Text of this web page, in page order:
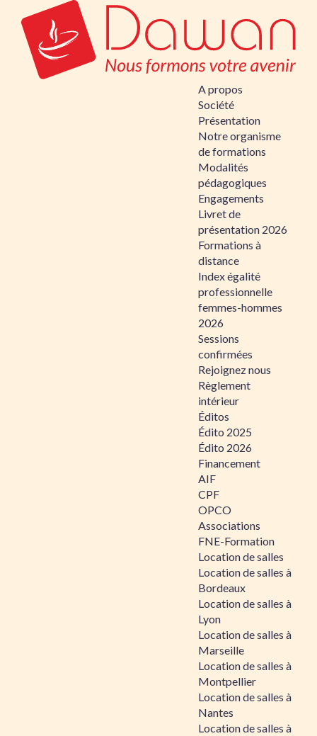
A propos
Société
Présentation
Notre organisme
de formations
Modalités
pédagogiques
Engagements
Livret de
présentation 2026
Formations à
distance
Index égalité
professionnelle
femmes-hommes
2026
Sessions
confirmées
Rejoignez nous
Règlement
intérieur
Éditos
Édito 2025
Édito 2026
Financement
AIF
CPF
OPCO
Associations
FNE-Formation
Location de salles
Location de salles à
Bordeaux
Location de salles à
Lyon
Location de salles à
Marseille
Location de salles à
Montpellier
Location de salles à
Nantes
Location de salles à